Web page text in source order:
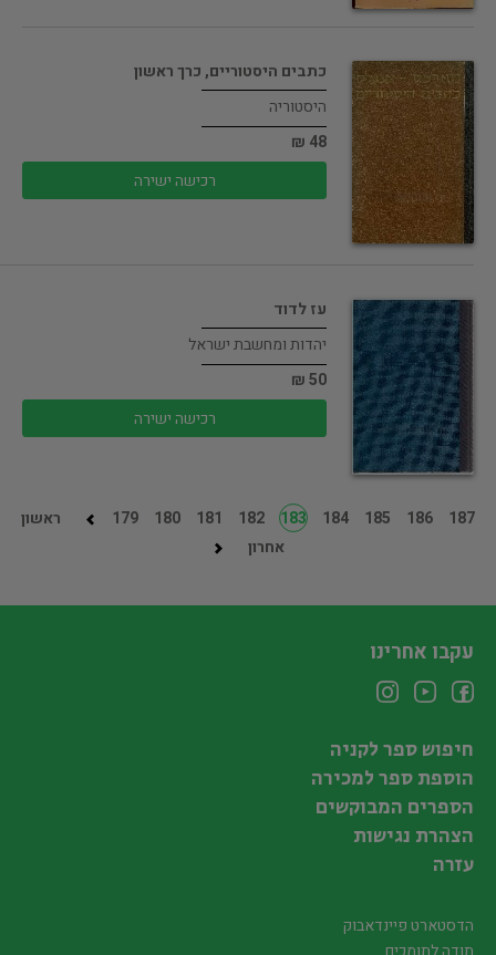
כתבים היסטוריים, כרך ראשון
היסטוריה
48 ₪
רכישה ישירה
עז לדוד
יהדות ומחשבת ישראל
50 ₪
רכישה ישירה
ראשון 179 180 181 182 183 184 185 186
187
אחרון
עקבו אחרינו
חיפוש ספר לקניה
הוספת ספר למכירה
הספרים המבוקשים
הצהרת נגישות
עזרה
הדסטארט פיינדאבוק